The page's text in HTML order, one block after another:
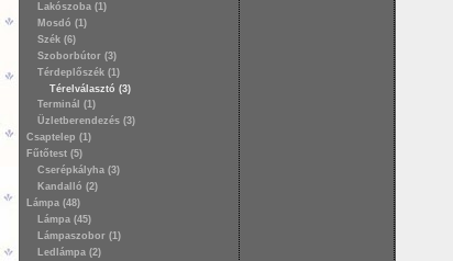
Lakószoba (1)
Mosdó (1)
Szék (6)
Szoborbútor (3)
Térdeplőszék (1)
Térelválasztó (3)
Terminál (1)
Üzletberendezés (3)
Csaptelep (1)
Fűtőtest (5)
Cserépkályha (3)
Kandalló (2)
Lámpa (48)
Lámpa (45)
Lámpaszobor (1)
Ledlámpa (2)